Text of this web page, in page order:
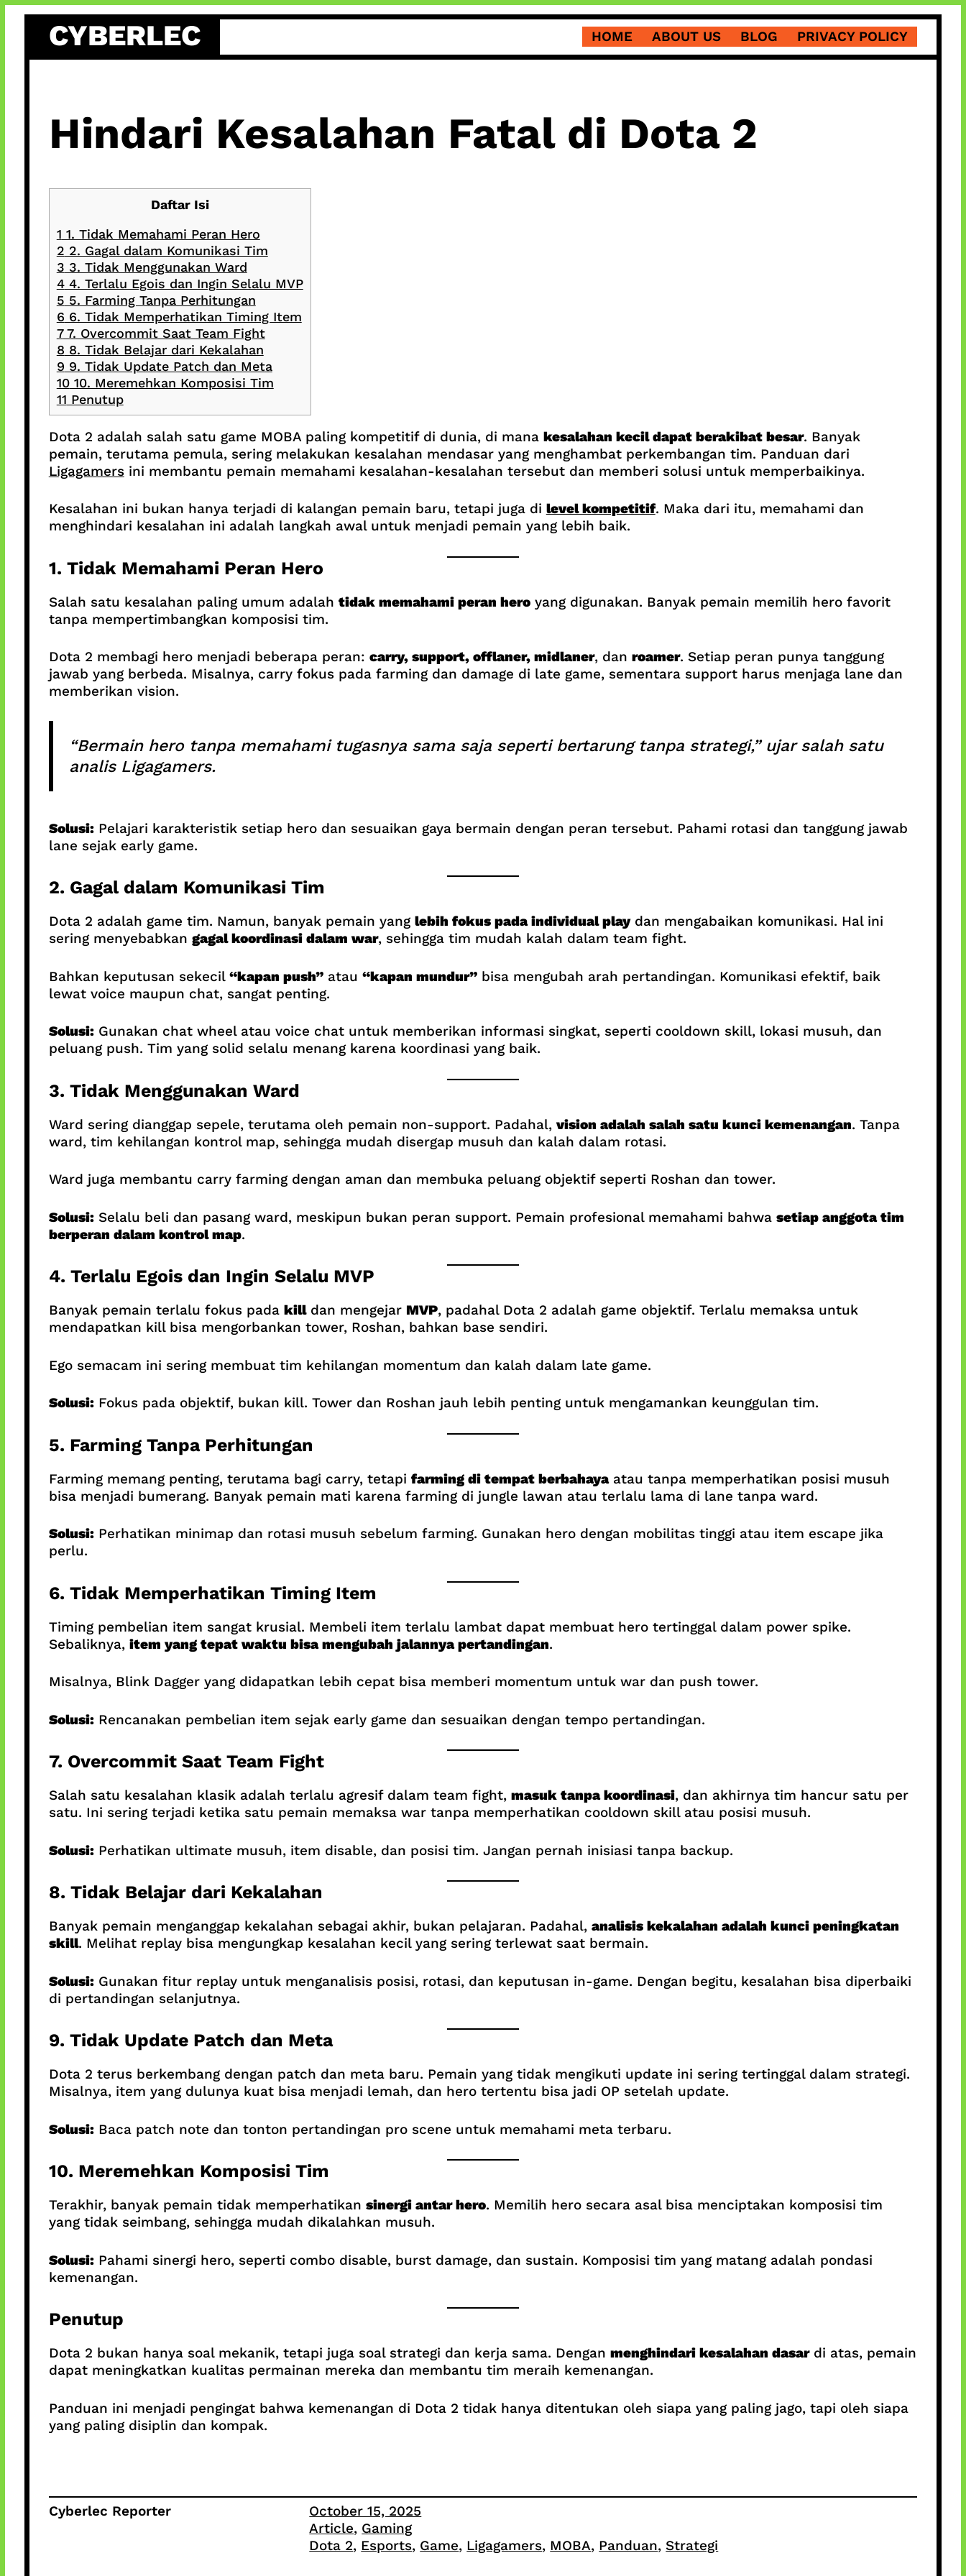
content
CYBERLEC HOME ABOUT US BLOG PRIVACY POLICY
Hindari Kesalahan Fatal di Dota 2
Daftar Isi
1 1. Tidak Memahami Peran Hero
2 2. Gagal dalam Komunikasi Tim
3 3. Tidak Menggunakan Ward
44. Terlalu Egois dan Ingin Selalu MVP
5 5. Farming Tanpa Perhitungan
6 6. Tidak Memperhatikan Timing Item
77. Overcommit Saat Team Fight
8 8. Tidak Belajar dari Kekalahan
9 9. Tidak Update Patch dan Meta
1010. Meremehkan Komposisi Tim
11 Penutup
Dota 2 adalah salah satu game MOBA paling kompetitif di dunia, di mana kesalahan kecil dapat berakibat besar. Banyak
pemain, terutama pemula, sering melakukan kesalahan mendasar yang menghambat perkembangan tim. Panduan dari
Ligagamersini membantu pemain memahami kesalahan-kesalahan tersebut dan memberi solusi untuk memperbaikinya.
Kesalahan ini bukan hanya terjadi di kalangan pemain baru, tetapi juga di level kompetitif. Maka dari itu, memahami dan
menghindari kesalahan ini adalah langkah awal untuk menjadi pemain yang lebih baik.
1. Tidak Memahami Peran Hero
Salah satu kesalahan paling umum adalah tidak memahami peran heroyang digunakan. Banyak pemain memilih hero favorit
tanpa mempertimbangkan komposisi tim.
Dota 2 membagi hero menjadi beberapa peran: carry, support, offlaner, midlaner, dan roamer. Setiap peran punya tanggung
jawab yang berbeda. Misalnya, carry fokus pada farming dan damage di late game, sementara support harus menjaga lane dan
memberikan vision.
“Bermain hero tanpa memahami tugasnya sama saja seperti bertarung tanpa strategi,” ujar salah satu
analis Ligagamers.
Solusi:Pelajari karakteristik setiap hero dan sesuaikan gaya bermain dengan peran tersebut. Pahami rotasi dan tanggung jawab
lane sejak early game.
2. Gagal dalam Komunikasi Tim
Dota 2 adalah game tim. Namun, banyak pemain yang lebih fokus pada individual playdan mengabaikan komunikasi. Hal ini
sering menyebabkan gagal koordinasi dalam war, sehingga tim mudah kalah dalam team fight.
Bahkan keputusan sekecil “kapan push”atau “kapan mundur”bisa mengubah arah pertandingan. Komunikasi efektif, baik
lewat voice maupun chat, sangat penting.
Solusi:Gunakan chat wheel atau voice chat untuk memberikan informasi singkat, seperti cooldown skill, lokasi musuh, dan
peluang push. Tim yang solid selalu menang karena koordinasi yang baik.
3. Tidak Menggunakan Ward
Ward sering dianggap sepele, terutama oleh pemain non-support. Padahal, vision adalah salah satu kunci kemenangan. Tanpa
ward, tim kehilangan kontrol map, sehingga mudah disergap musuh dan kalah dalam rotasi.
Ward juga membantu carry farming dengan aman dan membuka peluang objektif seperti Roshan dan tower.
Solusi:Selalu beli dan pasang ward, meskipun bukan peran support. Pemain profesional memahami bahwa setiap anggota tim
berperan dalam kontrol map.
4. Terlalu Egois dan Ingin Selalu MVP
Banyak pemain terlalu fokus pada killdan mengejar MVP, padahal Dota 2 adalah game objektif. Terlalu memaksa untuk
mendapatkan kill bisa mengorbankan tower, Roshan, bahkan base sendiri.
Ego semacam ini sering membuat tim kehilangan momentum dan kalah dalam late game.
Solusi:Fokus pada objektif, bukan kill. Tower dan Roshan jauh lebih penting untuk mengamankan keunggulan tim.
5. Farming Tanpa Perhitungan
Farming memang penting, terutama bagi carry, tetapi farming di tempat berbahayaatau tanpa memperhatikan posisi musuh
bisa menjadi bumerang. Banyak pemain mati karena farming di jungle lawan atau terlalu lama di lane tanpa ward.
Solusi:Perhatikan minimap dan rotasi musuh sebelum farming. Gunakan hero dengan mobilitas tinggi atau item escape jika
perlu.
6. Tidak Memperhatikan Timing Item
Timing pembelian item sangat krusial. Membeli item terlalu lambat dapat membuat hero tertinggal dalam power spike.
Sebaliknya, item yang tepat waktu bisa mengubah jalannya pertandingan.
Misalnya, Blink Dagger yang didapatkan lebih cepat bisa memberi momentum untuk war dan push tower.
Solusi:Rencanakan pembelian item sejak early game dan sesuaikan dengan tempo pertandingan.
7. Overcommit Saat Team Fight
Salah satu kesalahan klasik adalah terlalu agresif dalam team fight, masuk tanpa koordinasi, dan akhirnya tim hancur satu per
satu. Ini sering terjadi ketika satu pemain memaksa war tanpa memperhatikan cooldown skill atau posisi musuh.
Solusi:Perhatikan ultimate musuh, item disable, dan posisi tim. Jangan pernah inisiasi tanpa backup.
8. Tidak Belajar dari Kekalahan
Banyak pemain menganggap kekalahan sebagai akhir, bukan pelajaran. Padahal, analisis kekalahan adalah kunci peningkatan
skill. Melihat replay bisa mengungkap kesalahan kecil yang sering terlewat saat bermain.
Solusi:Gunakan fitur replay untuk menganalisis posisi, rotasi, dan keputusan in-game. Dengan begitu, kesalahan bisa diperbaiki
di pertandingan selanjutnya.
9. Tidak Update Patch dan Meta
Dota 2 terus berkembang dengan patch dan meta baru. Pemain yang tidak mengikuti update ini sering tertinggal dalam strategi.
Misalnya, item yang dulunya kuat bisa menjadi lemah, dan hero tertentu bisa jadi OP setelah update.
Solusi:Baca patch note dan tonton pertandingan pro scene untuk memahami meta terbaru.
10. Meremehkan Komposisi Tim
Terakhir, banyak pemain tidak memperhatikan sinergi antar hero. Memilih hero secara asal bisa menciptakan komposisi tim
yang tidak seimbang, sehingga mudah dikalahkan musuh.
Solusi:Pahami sinergi hero, seperti combo disable, burst damage, dan sustain. Komposisi tim yang matang adalah pondasi
kemenangan.
Penutup
Dota 2 bukan hanya soal mekanik, tetapi juga soal strategi dan kerja sama. Dengan menghindari kesalahan dasardi atas, pemain
dapat meningkatkan kualitas permainan mereka dan membantu tim meraih kemenangan.
Panduan ini menjadi pengingat bahwa kemenangan di Dota 2 tidak hanya ditentukan oleh siapa yang paling jago, tapi oleh siapa
yang paling disiplin dan kompak.
Cyberlec Reporter
October 15, 2025
Article, Gaming
Dota 2, Esports, Game, Ligagamers, MOBA, Panduan, Strategi